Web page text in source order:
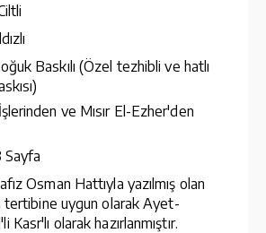
Baskılı (Özel tezhibli ve hatlı
ve Mısır El-Ezher'den
Sayfa
Osman Hattıyla yazılmış olan
tertibine uygun olarak Ayet-
olarak hazırlanmıştır.